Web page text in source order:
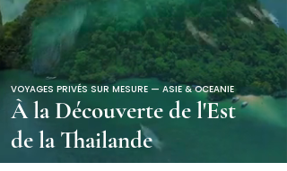
VOYAGES PRIVÉS SUR MESURE — ASIE & OCEANIE
À la Découverte de l'Est
de la Thailande